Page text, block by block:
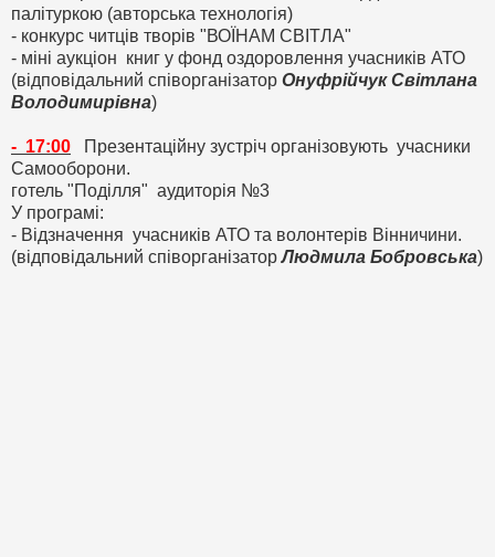
палітуркою (авторська технологія)
- конкурс читців творів "ВОЇНАМ СВІТЛА"
- міні аукціон книг у фонд оздоровлення учасників АТО
(відповідальний співорганізатор Онуфрійчук Світлана
Володимирівна)
- 17:00 Презентаційну зустріч організовують учасники
Самооборони.
готель "Поділля" аудиторія №3
У програмі:
- Відзначення учасників АТО та волонтерів Вінничини.
(відповідальний співорганізаторЛюдмила Бобровська)